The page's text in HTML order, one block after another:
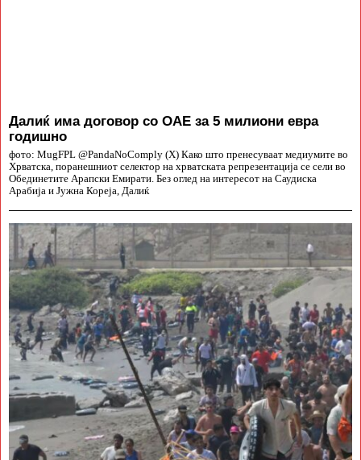
Далиќ има договор со ОАЕ за 5 милиони евра
годишно
фото: MugFPL @PandaNoComply (X) Како што пренесуваат медиумите во
Хрватска, поранешниот селектор на хрватската репрезентација се сели во
Обединетите Арапски Емирати. Без оглед на интересот на Саудиска
Арабија и Јужна Кореја, Далиќ